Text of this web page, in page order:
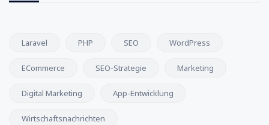
Laravel PHP SEO WordPress
ECommerce SEO-Strategie Marketing
Digital Marketing App-Entwicklung
Wirtschaftsnachrichten